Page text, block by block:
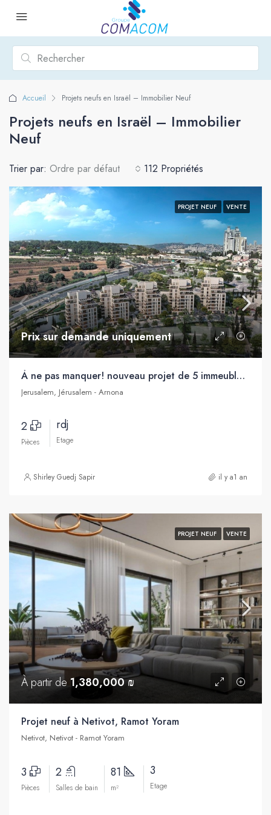
Accueil Projets neufs en Israël – Immobilier Neuf
Projets neufs en Israël – Immobilier
Neuf
112 Propriétés
Trier par: Ordre par défaut
PROJET NEUF VENTE
Prix sur demande uniquement
À ne pas manquer! nouveau projet de 5 immeubles boutique au cœur de Jérusalem
Jerusalem, Jérusalem - Arnona
2
Pièces
rdj
Etage
Shirley Guedj Sapir il y a1 an
PROJET NEUF VENTE
À partir de 1,380,000 ₪
Projet neuf à Netivot, Ramot Yoram
Netivot, Netivot - Ramot Yoram
3
Pièces
2
Salles de bain
81
m²
3
Etage